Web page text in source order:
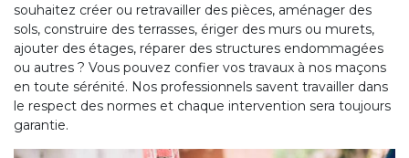
souhaitez créer ou retravailler des pièces, aménager des
sols, construire des terrasses, ériger des murs ou murets,
ajouter des étages, réparer des structures endommagées
ou autres ? Vous pouvez confier vos travaux à nos maçons
en toute sérénité. Nos professionnels savent travailler dans
le respect des normes et chaque intervention sera toujours
garantie.